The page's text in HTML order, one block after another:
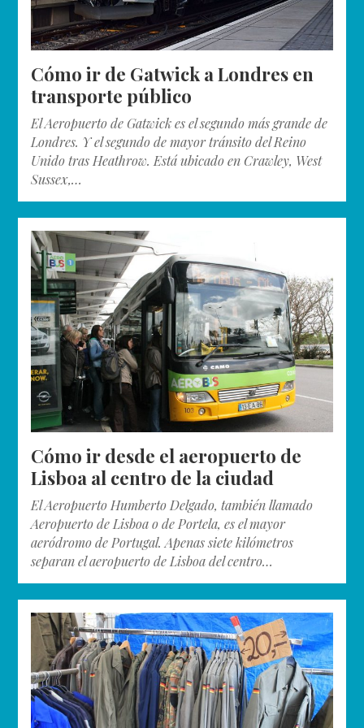
Cómo ir de Gatwick a Londres en
transporte público
El Aeropuerto de Gatwick es el segundo más grande de
Londres. Y el segundo de mayor tránsito del Reino
Unido tras Heathrow. Está ubicado en Crawley, West
Sussex,…
Cómo ir desde el aeropuerto de
Lisboa al centro de la ciudad
El Aeropuerto Humberto Delgado, también llamado
Aeropuerto de Lisboa o de Portela, es el mayor
aeródromo de Portugal. Apenas siete kilómetros
separan el aeropuerto de Lisboa del centro…